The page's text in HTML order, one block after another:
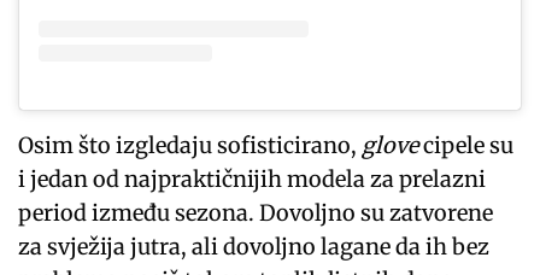
Osim što izgledaju sofisticirano, glovecipele su
i jedan od najpraktičnijih modela za prelazni
period između sezona. Dovoljno su zatvorene
za svježija jutra, ali dovoljno lagane da ih bez